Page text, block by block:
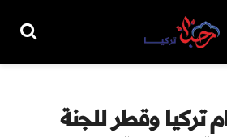
تركيا وقطر للجنة